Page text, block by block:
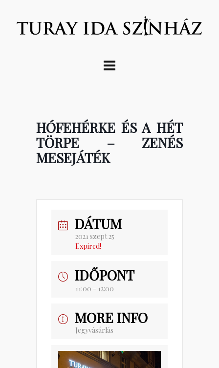
HÓFEHÉRKE ÉS A HÉT
TÖRPE – ZENÉS
MESEJÁTÉK
DÁTUM
2021 szept 25
Expired!
IDŐPONT
11:00 - 12:00
MORE INFO
Jegyvásárlás